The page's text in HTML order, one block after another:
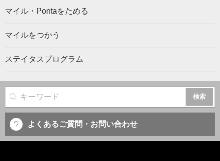
マイル・Pontaをためる
マイルをつかう
ステイタスプログラム
サイト内検索
よくあるご質問・お問い合わせ